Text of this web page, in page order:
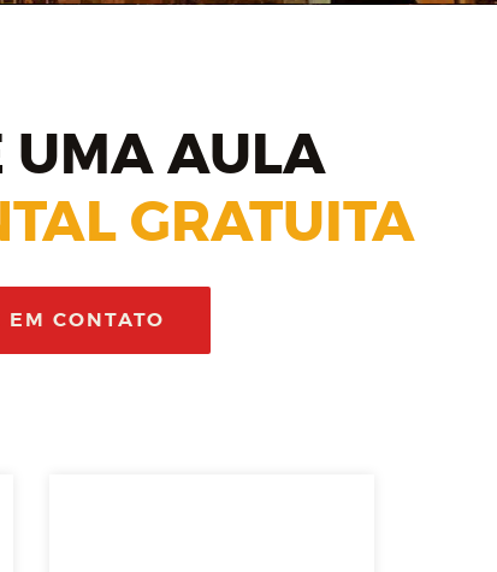
UMA AULA
GRATUITA
EM CONTATO